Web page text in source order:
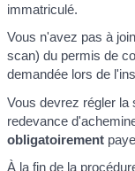
immatriculé.
Vous n'avez pas à
scan) du permis de
demandée lors de
Vous devrez régler la
redevance
obligatoirement
À la fin de la